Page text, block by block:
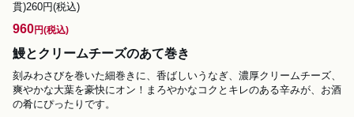
貫)260円(税込)
960円(税込)
鰻とクリームチーズのあて巻き
刻みわさびを巻いた細巻きに、香ばしいうなぎ、濃厚クリームチーズ、
爽やかな大葉を豪快にオン！まろやかなコクとキレのある辛みが、お酒
の肴にぴったりです。